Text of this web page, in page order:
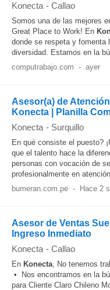
Konecta - Callao
Somos una de las mejores
Great Place to Work! En
donde se respeta y fomenta
diversidad. Estamos en la
computrabajo.com - ayer
Asesor(a) de Atención
Konecta | Planilla
Konecta - Surquillo
En qué consiste el puesto?
que el talento hace la
personas con vocación de
profesionalmente en
bumeran.com.pe - Hace 2
Asesor de Ventas
Ingreso Inmediato
Konecta - Callao
En Konecta, No tenemos
• Nos encontramos en la
para Cliente Claro Chileno